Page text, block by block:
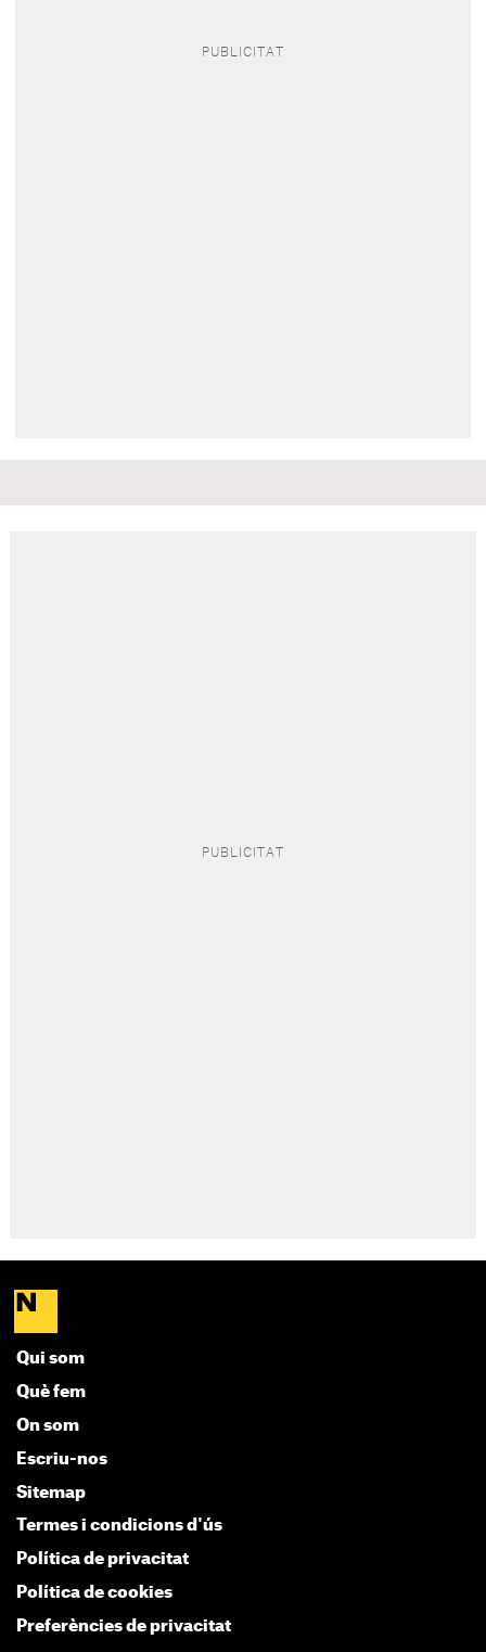
Qui som
Què fem
On som
Escriu-nos
Sitemap
Termes i condicions d'ús
Política de privacitat
Política de cookies
Preferències de privacitat